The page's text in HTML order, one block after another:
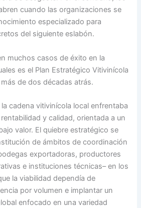
cuando las organizaciones se
especializado para
del siguiente eslabón.
muchos casos de éxito en la
es el Plan Estratégico Vitivinícola
de dos décadas atrás.
cadena vitivinícola local enfrentaba
y calidad, orientada a un
valor. El quiebre estratégico se
de ámbitos de coordinación
exportadoras, productores
e instituciones técnicas– en los
la viabilidad dependía de
por volumen e implantar un
enfocado en una variedad